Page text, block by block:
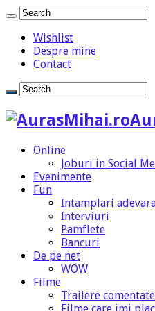
Wishlist
Despre mine
Contact
Online
Joburi in Social
Evenimente
Fun
Intamplari
Interviuri
Pamflete
Bancuri
De pe net
WOW
Filme
Trailere comentate